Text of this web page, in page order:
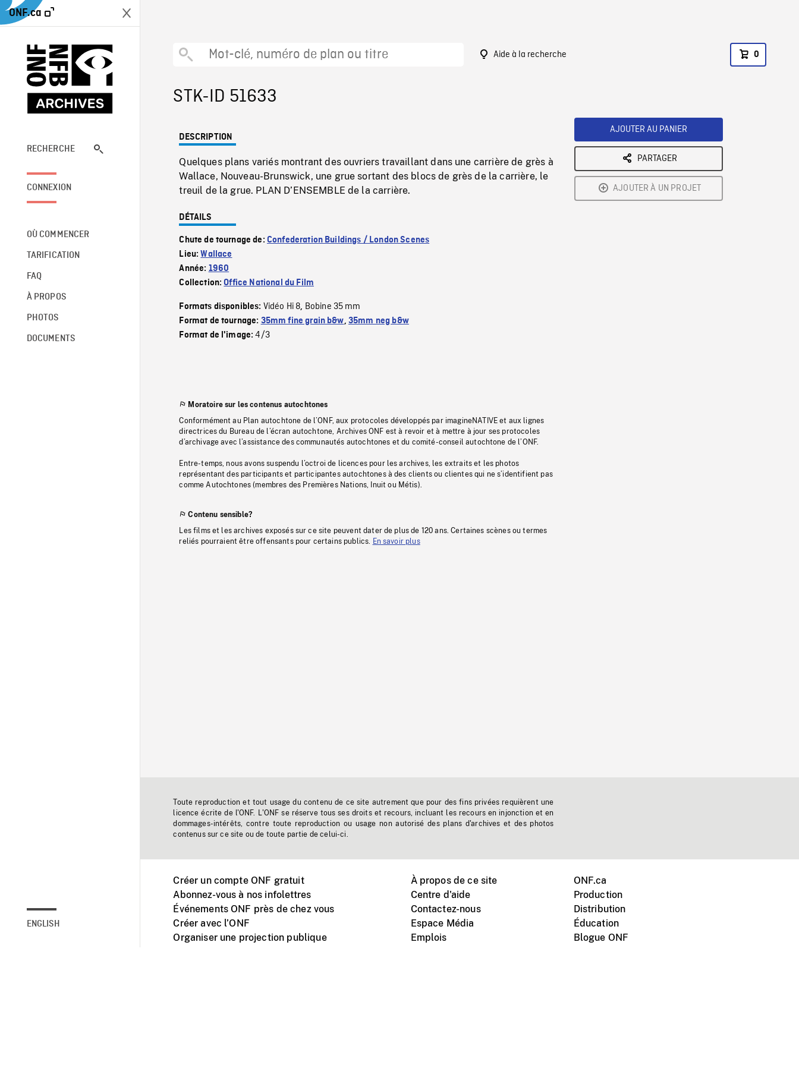
ONF.ca
RECHERCHE
CONNEXION
OÙ COMMENCER
TARIFICATION
FAQ
À PROPOS
PHOTOS
DOCUMENTS
ENGLISH
Aide à la recherche 0
STK-ID 51633
DESCRIPTION
Quelques plans variés montrant des ouvriers travaillant dans une carrière de grès à
Wallace, Nouveau-Brunswick, une grue sortant des blocs de grès de la carrière, le
treuil de la grue. PLAN D’ENSEMBLE de la carrière.
DÉTAILS
Chute de tournage de: Confederation Buildings / London Scenes
Lieu:Wallace
Année: 1960
Collection:Office National du Film
Formats disponibles: Vidéo Hi 8, Bobine 35 mm
Format de tournage: 35mm fine grain b&w, 35mm neg b&w
Format de l'image:4/3
Moratoire sur les contenus autochtones
Conformément au Plan autochtone de l’ONF, aux protocoles développés par imagineNATIVE et aux lignes
directrices du Bureau de l’écran autochtone, Archives ONF est à revoir et à mettre à jour ses protocoles
d’archivage avec l’assistance des communautés autochtones et du comité-conseil autochtone de l’ONF.
Entre-temps, nous avons suspendu l’octroi de licences pour les archives, les extraits et les photos
représentant des participants et participantes autochtones à des clients ou clientes qui ne s’identifient pas
comme Autochtones (membres des Premières Nations, Inuit ou Métis).
Contenu sensible?
Les films et les archives exposés sur ce site peuvent dater de plus de 120 ans. Certaines scènes ou termes
reliés pourraient être offensants pour certains publics. En savoir plus
AJOUTER AU PANIER
PARTAGER
AJOUTER À UN PROJET
Toute reproduction et tout usage du contenu de ce site autrement que pour des fins privées requièrent une
licence écrite de l'ONF. L'ONF se réserve tous ses droits et recours, incluant les recours en injonction et en
dommages-intérêts, contre toute reproduction ou usage non autorisé des plans d'archives et des photos
contenus sur ce site ou de toute partie de celui-ci.
Créer un compte ONF gratuit
Abonnez-vous à nos infolettres
Événements ONF près de chez vous
Créer avec l’ONF
Organiser une projection publique
À propos de ce site
Centre d'aide
Contactez-nous
Espace Média
Emplois
ONF.ca
Production
Distribution
Éducation
Blogue ONF